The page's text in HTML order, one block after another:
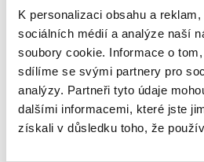
K personalizaci obsahu a
sociálních médií a analýze naší
soubory cookie. Informace o
sdílíme se svými partnery pro
analýzy. Partneři tyto údaje
dalšími informacemi, které jste
získali v důsledku toho, že